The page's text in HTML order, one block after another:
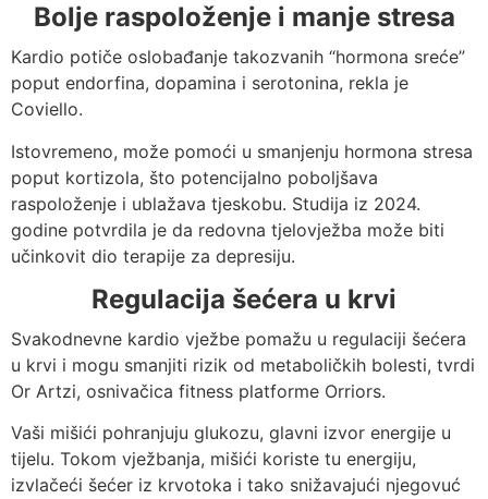
Bolje raspoloženje i manje stresa
Kardio potiče oslobađanje takozvanih “hormona sreće”
poput endorfina, dopamina i serotonina, rekla je
Coviello.
Istovremeno, može pomoći u smanjenju hormona stresa
poput kortizola, što potencijalno poboljšava
raspoloženje i ublažava tjeskobu. Studija iz 2024.
godine potvrdila je da redovna tjelovježba može biti
učinkovit dio terapije za depresiju.
Regulacija šećera u krvi
Svakodnevne kardio vježbe pomažu u regulaciji šećera
u krvi i mogu smanjiti rizik od metaboličkih bolesti, tvrdi
Or Artzi, osnivačica fitness platforme Orriors.
Vaši mišići pohranjuju glukozu, glavni izvor energije u
tijelu. Tokom vježbanja, mišići koriste tu energiju,
izvlačeći šećer iz krvotoka i tako snižavajući njegovuć